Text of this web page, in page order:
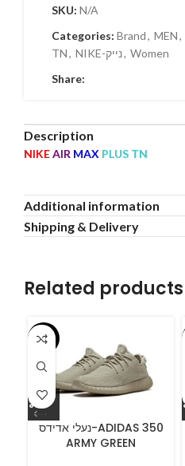
SKU: N/A
Categories: Brand, MEN,
TN, NIKE-נייק, Women
Share:
Description
NIKEAIR MAX PLUS TN
Additional information
Shipping & Delivery
Related products
-55%
נעלי אדידס-ADIDAS 350
ARMY GREEN